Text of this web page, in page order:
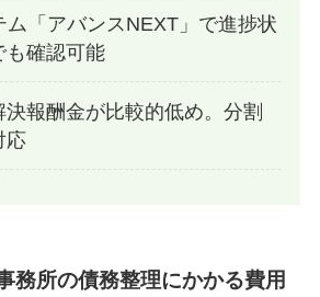
ム「アバンスNEXT」で進捗状
も確認可能
報酬金が比較的低め。分割
応
務所の債務整理にかかる費用